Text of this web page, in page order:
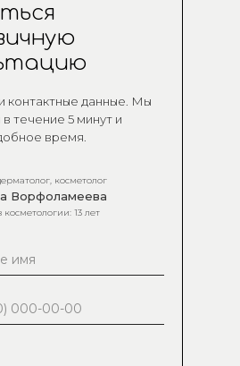
контактные данные. Мы
течение 5 минут и
время.
Ворфоламеева
косметолог
13 лет